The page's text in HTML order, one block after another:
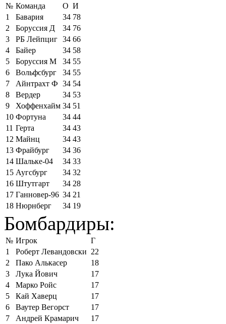
№ Команда О И
1
Бавария 34 78
2
Боруссия Д 34 76
3
РБ Лейпциг 34 66
4
Байер 34 58
5
Боруссия М 34 55
6
Вольфсбург 34 55
7
Айнтрахт Ф 34 54
8
Вердер 34 53
9
Хоффенхайм 34 51
10 Фортуна 34 44
11 Герта 34 43
12 Майнц 34 43
13 Фрайбург 34 36
14 Шальке-04 34 33
15 Аугсбург 34 32
16 Штутгарт 34 28
17 Ганновер-96 34 21
18 Нюрнберг 34 19
Бомбардиры:
№ Игрок
Г
1
Роберт Левандовски 22
2
Пако Алькасер
18
3
Лука Йович
17
4
Марко Ройс
17
5
Кай Хаверц
17
6
Ваутер Вегорст
17
7
Андрей Крамарич
17